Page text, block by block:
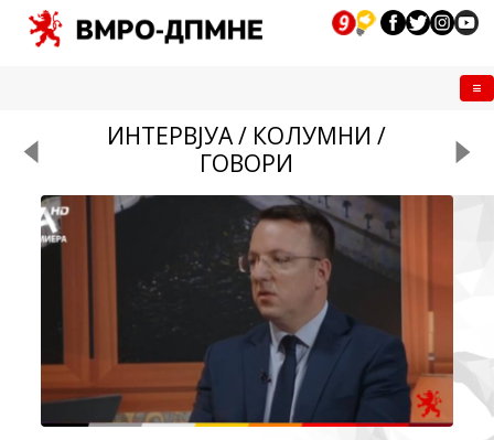
ИНТЕРВЈУА / КОЛУМНИ /
ГОВОРИ